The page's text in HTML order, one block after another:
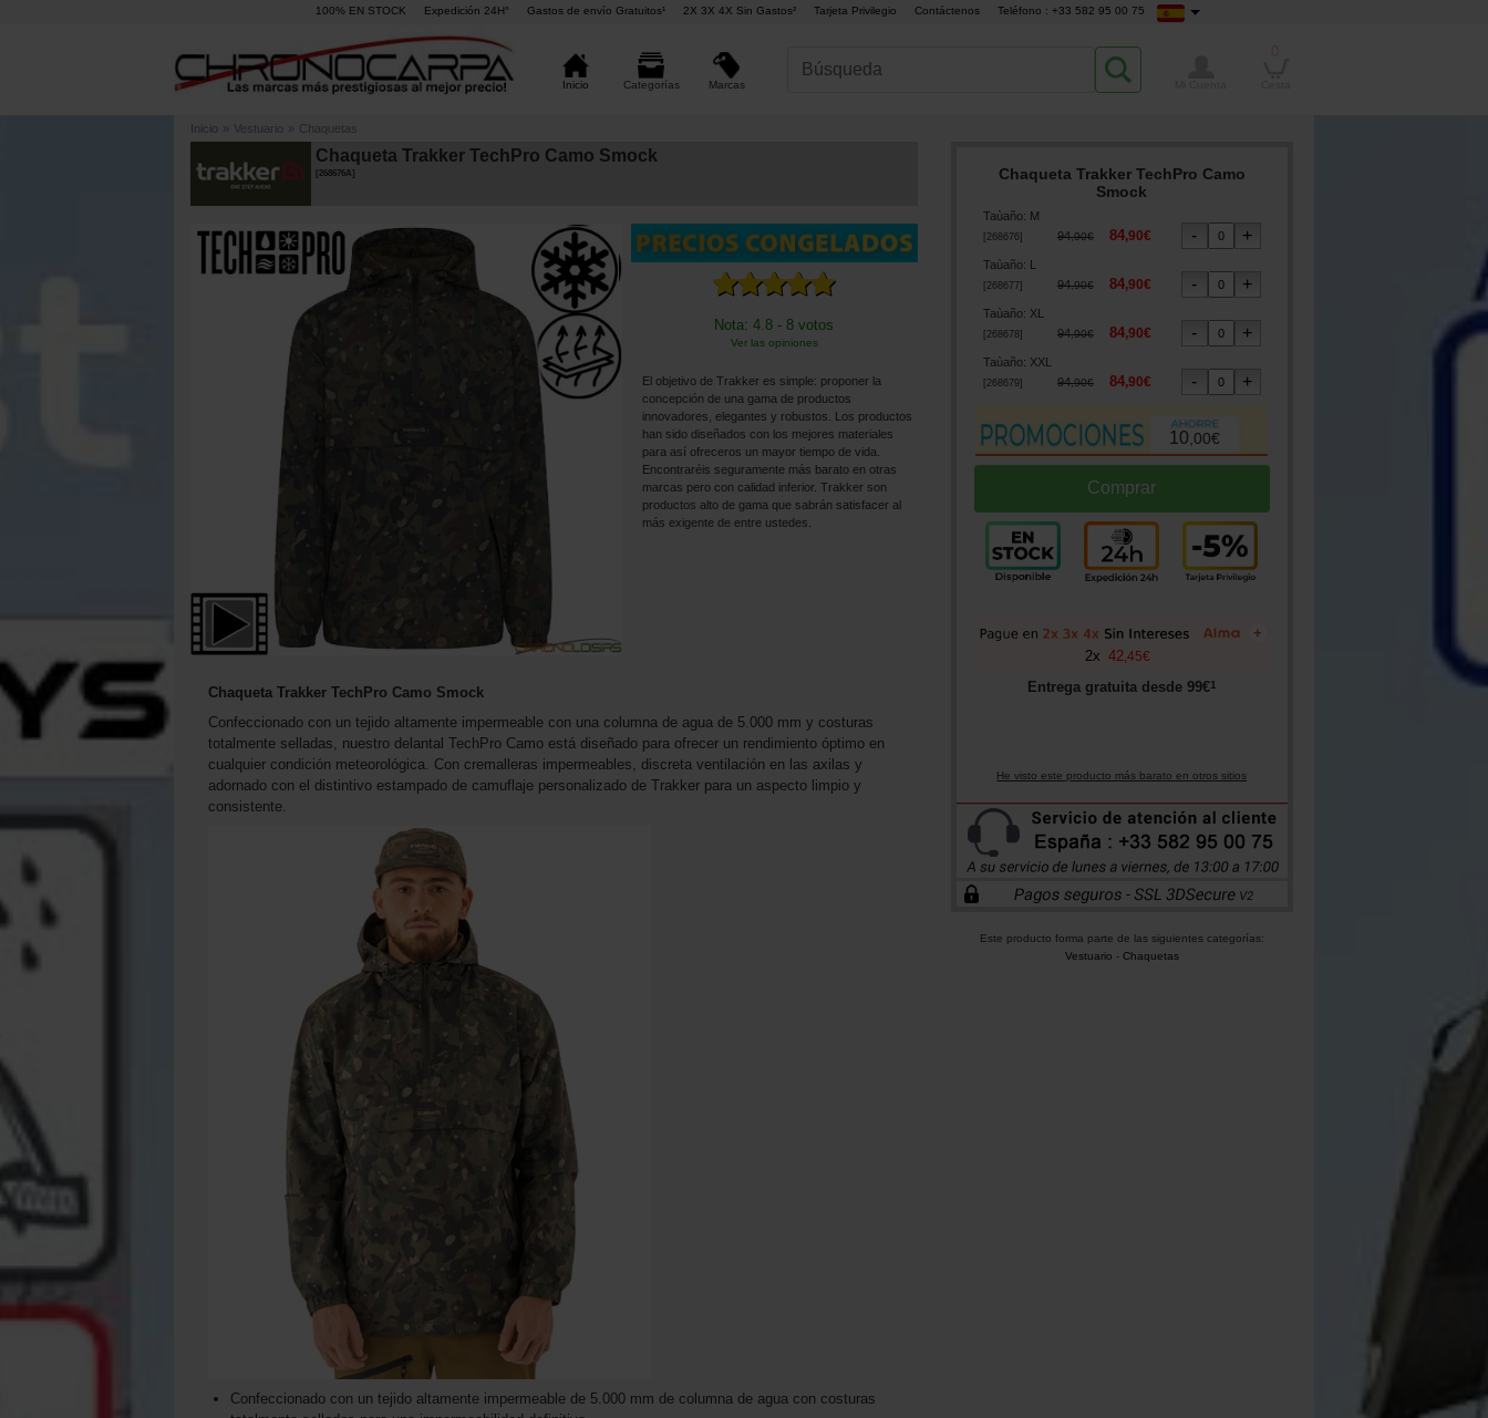
100% EN STOCK Expedición 24H° Gastos de envío Gratuitos¹ 2X 3X 4X Sin Gastos² Tarjeta Privilegio Contáctenos Teléfono : +33 582 95 00 75
Inicio Categorías Marcas
Inicio » Vestuario » Chaquetas
Chaqueta Trakker TechPro Camo Smock
268676A]
Nota: 4.8 - 8 votos
Ver las opiniones
El objetivo de Trakker es simple: proponer la
concepción de una gama de productos
innovadores, elegantes y robustos. Los productos
han sido diseñados con los mejores materiales
para así ofreceros un mayor tiempo de vida.
Encontraréis seguramente más barato en otras
marcas pero con calidad inferior. Trakker son
productos alto de gama que sabrán satisfacer al
más exigente de entre ustedes.
Chaqueta Trakker TechPro Camo
Smock
Taùaño: M
268676] 94,90€ 84,90€
Taùaño: L
268677] 94,90€ 84,90€
Taùaño: XL
268678 ] 94,90€ 84,90€
Taùaño: XXL
268679] 94,90€ 84,90€
10,00€
+
2x 42 ,45€
Entrega gratuita desde 99€1
He visto este producto más barato en otros sitios
Este producto forma parte de las siguientes categorías:
Vestuario - Chaquetas
Chaqueta Trakker TechPro Camo Smock
Confeccionado con un tejido altamente impermeable con una columna de agua de 5.000 mm y costuras
totalmente selladas, nuestro delantal TechPro Camo está diseñado para ofrecer un rendimiento óptimo en
cualquier condición meteorológica. Con cremalleras impermeables, discreta ventilación en las axilas y
adornado con el distintivo estampado de camuflaje personalizado de Trakker para un aspecto limpio y
consistente.
Confeccionado con un tejido altamente impermeable de 5.000 mm de columna de agua con costuras